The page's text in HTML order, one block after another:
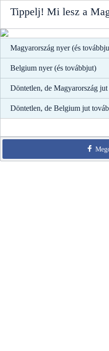
Tippelj! Mi lesz a
Magyarország nyer (és
Belgium nyer (és továbbjut)
Döntetlen, de Magyarország
Döntetlen, de Belgium jut